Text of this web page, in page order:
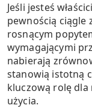
Jeśli jesteś
pewnością ciągle
rosnącym
wymagającymi
nabierają
stanowią istotną
kluczową rolę
użycia.